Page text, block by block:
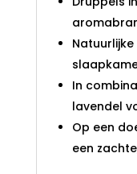
In
lavendel
Op een
een